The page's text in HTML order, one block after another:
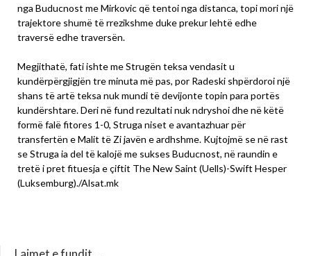
nga Buducnost me Mirkovic që tentoi nga distanca, topi mori një
trajektore shumë të rrezikshme duke prekur lehtë edhe
traversë edhe traversën.
Megjithatë, fati ishte me Strugën teksa vendasit u
kundërpërgjigjën tre minuta më pas, por Radeski shpërdoroi një
shans të artë teksa nuk mundi të devijonte topin para portës
kundërshtare. Deri në fund rezultati nuk ndryshoi dhe në këtë
formë falë fitores 1-0, Struga niset e avantazhuar për
transfertën e Malit të Zi javën e ardhshme. Kujtojmë se në rast
se Struga ia del të kalojë me sukses Buducnost, në raundin e
tretë i pret fituesja e çiftit The New Saint (Uells)-Swift Hesper
(Luksemburg)./Alsat.mk